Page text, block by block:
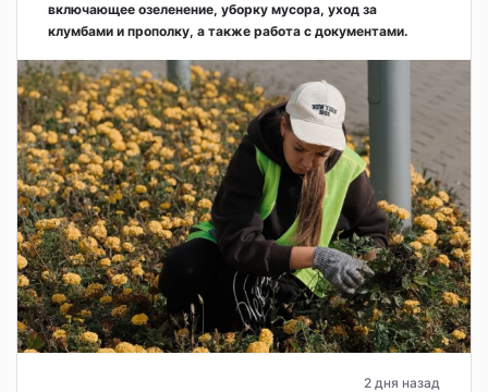
включающее озеленение, уборку мусора, уход за
клумбами и прополку, а также работа с документами.
2 дня назад